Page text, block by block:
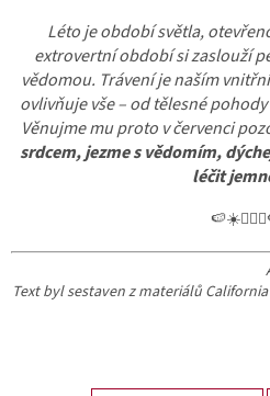
Léto je období světla,
extrovertní období si zaslouží
vědomou. Trávení je naším
ovlivňuje vše – od tělesné
Věnujme mu proto v červenci
srdcem, jezme s vědomím,
léčit
Text byl sestaven z materiálů